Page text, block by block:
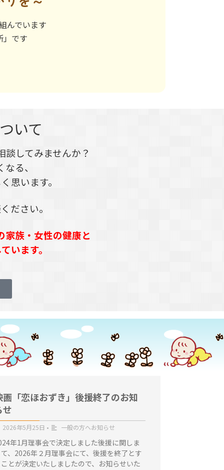
んでいます
」です
いて
してみませんか？
る、
思います。
ださい。
家族・女性の健康と
います。
画「恋ほおずき」後援終了のお知
せ
2026年5月25日 • 一般の方へお知らせ
年1月理事会で決定しました後援に関しま
、2026年２月理事会にて、後援を終了とす
とが決定いたしましたので、お知らせいた